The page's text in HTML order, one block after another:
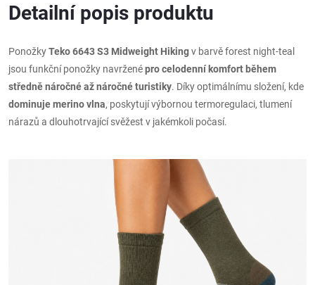
Detailní popis produktu
PonožkyTeko 6643 S3 Midweight Hikingv barvě forest night-teal
jsou funkční ponožky navrženépro celodenní komfort během
středně náročné až náročné turistiky. Díky optimálnímu složení, kde
dominuje merino vlna, poskytují výbornou termoregulaci, tlumení
nárazů a dlouhotrvající svěžest v jakémkoli počasí.